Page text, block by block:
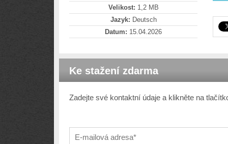
Velikost: 1,2 MB
Jazyk: Deutsch
Datum: 15.04.2026
Ke stažení zdarma
Zadejte své kontaktní údaje a klikněte na